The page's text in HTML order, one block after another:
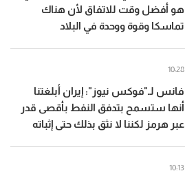
هو أفضل وقت للاتفاق لأن هناك
تماسكا وقوة ووحدة في البلاد
فانس لـ"فوكس نيوز": إيران أبلغتنا
أنها ستسمح بتدفق النفط بأقصى قدر
عبر هرمز لكننا لا نثق بذلك حتى إثباته
10:28
10:13